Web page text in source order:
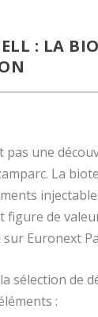
: LA
pas une
La
figure de
Euronext
sélection de
: